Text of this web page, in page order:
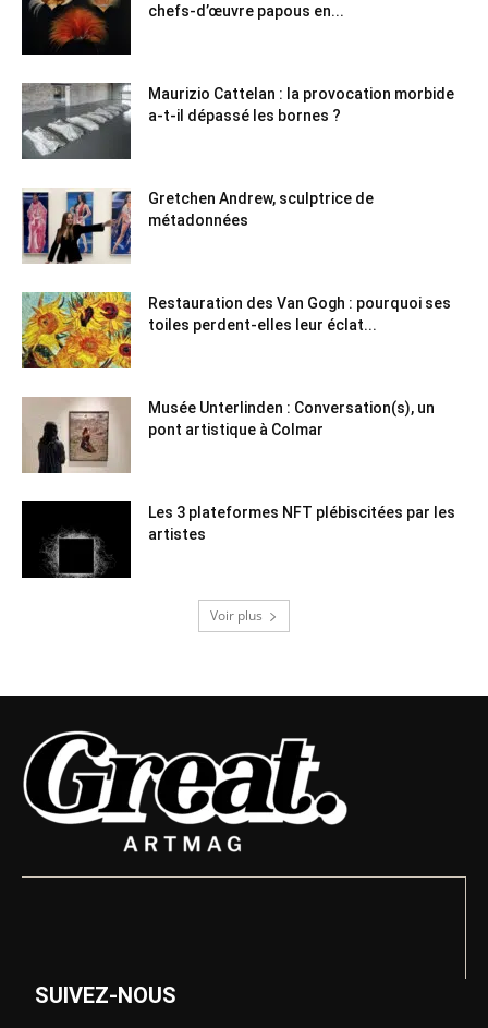
chefs-d’œuvre papous en...
Maurizio Cattelan : la provocation morbide
a-t-il dépassé les bornes ?
Gretchen Andrew, sculptrice de
métadonnées
Restauration des Van Gogh : pourquoi ses
toiles perdent-elles leur éclat...
Musée Unterlinden : Conversation(s), un
pont artistique à Colmar
Les 3 plateformes NFT plébiscitées par les
artistes
Voir plus
SUIVEZ-NOUS